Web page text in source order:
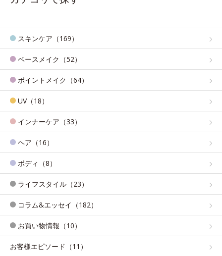
スキンケア（169）
ベースメイク（52）
ポイントメイク（64）
UV（18）
インナーケア（33）
ヘア（16）
ボディ（8）
ライフスタイル（23）
コラム&エッセイ（182）
お買い物情報（10）
お客様エピソード（11）